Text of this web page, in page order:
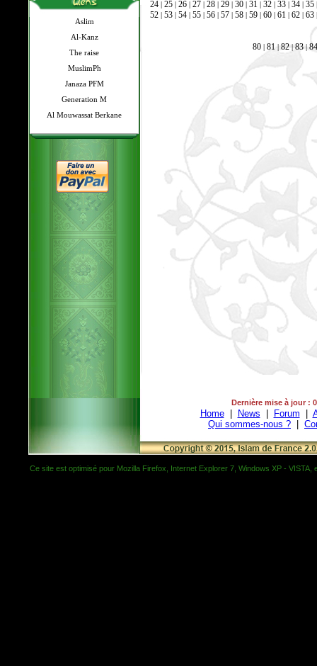
Aslim
Al-Kanz
The raise
MuslimPh
Janaza PFM
Generation M
Al Mouwassat Berkane
24 | 25 | 26 | 27 | 28 | 29 | 30 | 31 | 32 | 33 | 34 | 35
52 | 53 | 54 | 55 | 56 | 57 | 58 | 59 | 60 | 61 | 62 | 63
80| 81 | 82|83| 84
Dernière mise à jour :
Home| News Forum
Qui sommes-nous ?
Ce site est optimisé pour Mozilla Firefox, Internet Explorer 7, Windows XP -